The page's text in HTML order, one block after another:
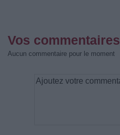
Vos commentaires
Aucun commentaire pour le moment